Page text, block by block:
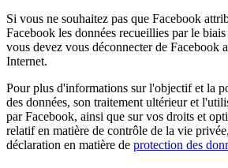
Si vous ne souhaitez pas que Facebook
Facebook les données recueillies par le
vous devez vous déconnecter de Facebook
Internet.
Pour plus d'informations sur l'objectif et la
des données, son traitement ultérieur et
par Facebook, ainsi que sur vos droits et
relatif en matière de contrôle de la vie
déclaration en matière de protection des